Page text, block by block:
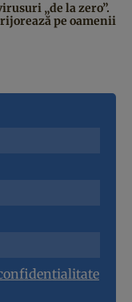
„de la zero”.
pe oamenii